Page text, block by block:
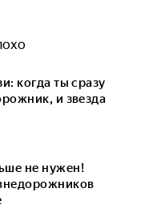
когда ты сразу
и звезда
не нужен!